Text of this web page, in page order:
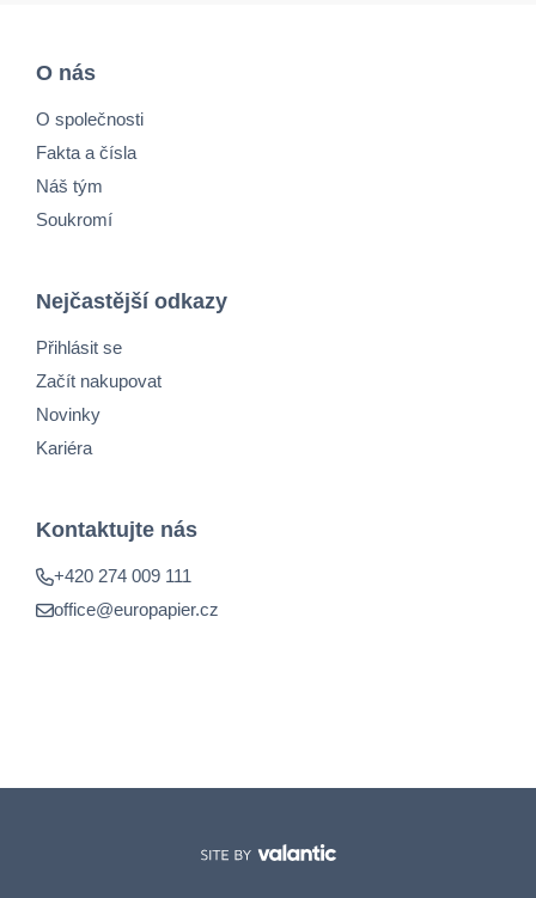
O nás
O společnosti
Fakta a čísla
Náš tým
Soukromí
Nejčastější odkazy
Přihlásit se
Začít nakupovat
Novinky
Kariéra
Kontaktujte nás
+420 274 009 111
office@europapier.cz